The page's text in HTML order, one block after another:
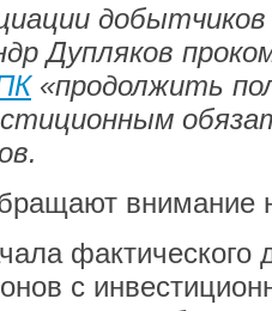
добытчиков
Дупляков
«продолжить
фактического
с